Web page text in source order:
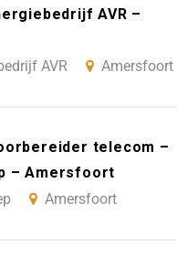
AVR –
AVR
Amersfoort
telecom –
– Amersfoort
Amersfoort